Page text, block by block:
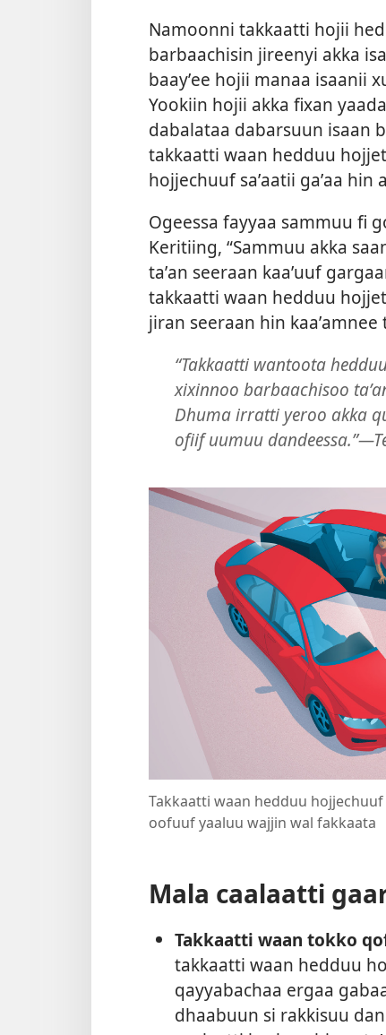
Namoonni takkaatti hojii
barbaachisin jireenyi akka
baayʼee hojii manaa isaanii
Yookiin hojii akka fixan
dabalataa dabarsuun isaan
takkaatti waan hedduu
hojjechuuf saʼaatii gaʼaa hin
Ogeessa fayyaa sammuu fi
Keritiing, “Sammuu akka
taʼan seeraan kaaʼuuf
takkaatti waan hedduu
jiran seeraan hin kaaʼamnee
“Takkaatti wantoota
xixinnoo barbaachisoo
Dhuma irratti yeroo akka
ofiif uumuu
Takkaatti waan hedduu
oofuuf yaaluu wajjin wal fakkaata
Mala caalaatti
Takkaatti waan tokko
takkaatti waan hedduu
qayyabachaa ergaa
dhaabuun si rakkisuu